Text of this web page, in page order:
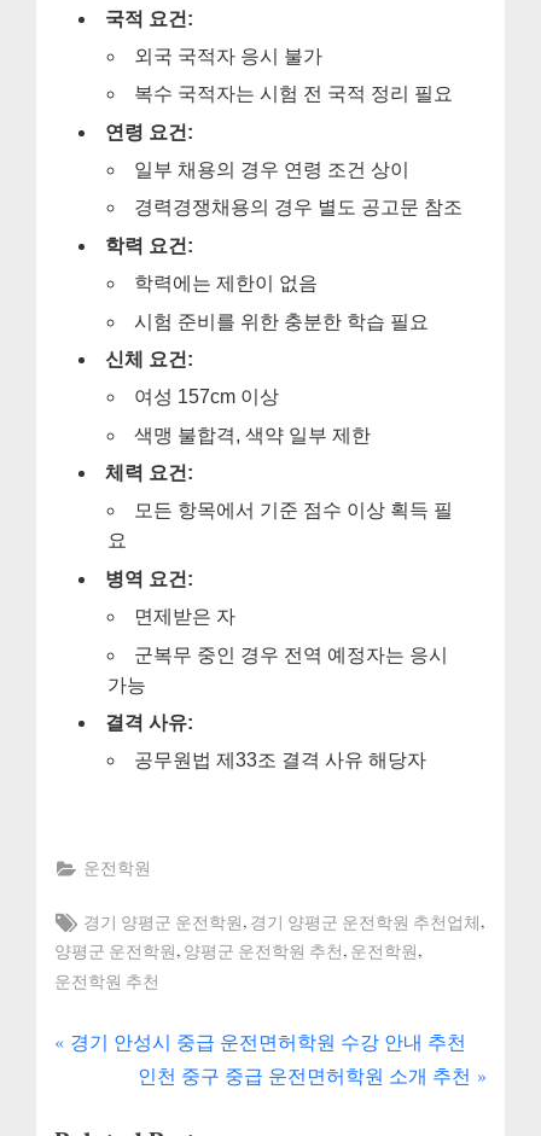
국적 요건:
외국 국적자 응시 불가
복수 국적자는 시험 전 국적 정리 필요
연령 요건:
일부 채용의 경우 연령 조건 상이
경력경쟁채용의 경우 별도 공고문 참조
학력 요건:
학력에는 제한이 없음
시험 준비를 위한 충분한 학습 필요
신체 요건:
여성 157cm 이상
색맹 불합격, 색약 일부 제한
체력 요건:
모든 항목에서 기준 점수 이상 획득 필
요
병역 요건:
면제받은 자
군복무 중인 경우 전역 예정자는 응시
가능
결격 사유:
공무원법 제33조 결격 사유 해당자
운전학원
Tags:
경기 양평군 운전학원, 경기 양평군 운전학원 추천업체,
양평군 운전학원, 양평군 운전학원 추천, 운전학원,
운전학원 추천
글
P
경기 안성시 중급 운전면허학원 수강 안내 추천
N
인천 중구 중급 운전면허학원 소개 추천